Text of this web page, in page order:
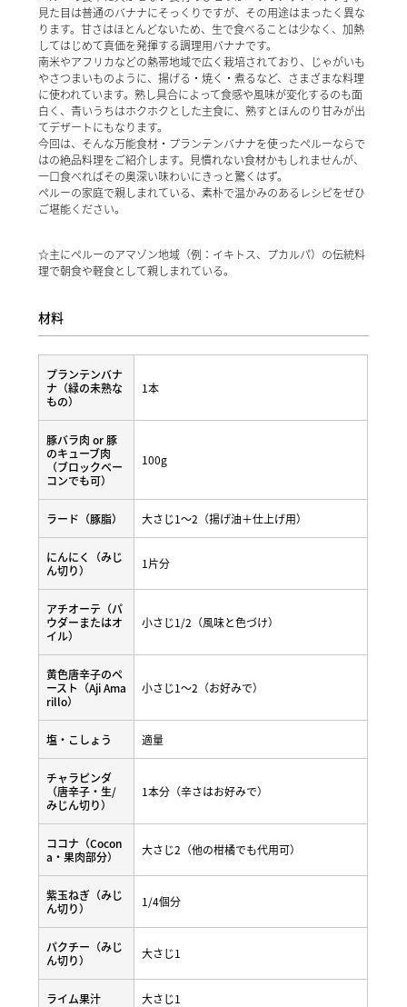
見た目は普通のバナナにそっくりですが、その用途はまったく異な
ります。甘さはほとんどないため、生で食べることは少なく、加熱
してはじめて真価を発揮する調理用バナナです。
南米やアフリカなどの熱帯地域で広く栽培されており、じゃがいも
やさつまいものように、揚げる・焼く・煮るなど、さまざまな料理
に使われています。熟し具合によって食感や風味が変化するのも面
白く、青いうちはホクホクとした主食に、熟すとほんのり甘みが出
てデザートにもなります。
今回は、そんな万能食材・プランテンバナナを使ったペルーならで
はの絶品料理をご紹介します。見慣れない食材かもしれませんが、
一口食べればその奥深い味わいにきっと驚くはず。
ペルーの家庭で親しまれている、素朴で温かみのあるレシピをぜひ
ご堪能ください。
☆主にペルーのアマゾン地域（例：イキトス、プカルパ）の伝統料
理で朝食や軽食として親しまれている。
材料
プランテンバナ
ナ（緑の未熟な
もの）
1本
豚バラ肉 or 豚
のキューブ肉
（ブロックベー
コンでも可）
100g
ラード（豚脂） 大さじ1～2（揚げ油＋仕上げ用）
にんにく（みじ
ん切り）
1片分
アチオーテ（パ
ウダーまたはオ
イル）
小さじ1/2（風味と色づけ）
黄色唐辛子のペ
ースト（Aji Ama
rillo）
小さじ1〜2（お好みで）
塩・こしょう 適量
チャラピンダ
（唐辛子・生/
みじん切り）
1本分（辛さはお好みで）
ココナ（Cocon
a・果肉部分）
大さじ2（他の柑橘でも代用可）
紫玉ねぎ（みじ
ん切り）
1/4個分
パクチー（みじ
ん切り）
大さじ1
ライム果汁 大さじ1